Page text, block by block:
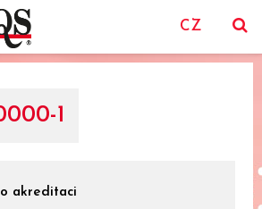
CZ
1
akreditaci